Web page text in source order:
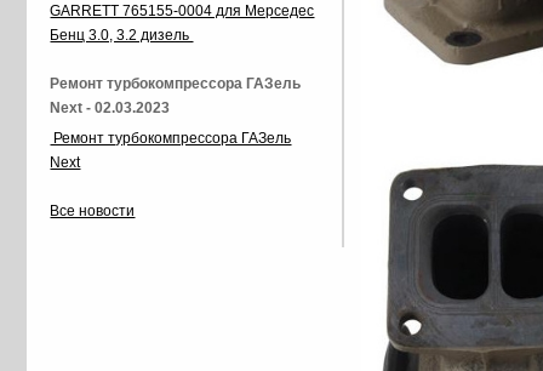
GARRETT 765155-0004 для Мерседес
Бенц 3.0, 3.2 дизель
Ремонт турбокомпрессора ГАЗель
Next - 02.03.2023
Ремонт турбокомпрессора ГАЗель
Next
Все новости